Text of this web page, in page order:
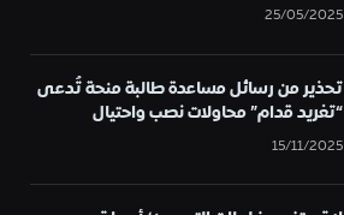
25/05/2025
تحذير من رسائل مساعدة طالبة منحة تُدعى
“تغريد قدام” محاولات نصب واحتيال
15/11/2025